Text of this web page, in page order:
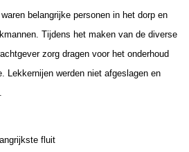
belangrijke personen in het dorp en
Tijdens het maken van de diverse
zorg dragen voor het onderhoud
Lekkernijen werden niet afgeslagen en
fluit